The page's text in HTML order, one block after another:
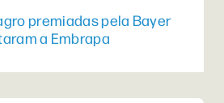
premiadas pela Bayer
a Embrapa